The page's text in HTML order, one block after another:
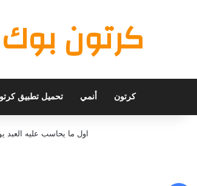
كرتون بوك
كرتون أنمي تحميل تطبيق
اول ما يحاسب عليه